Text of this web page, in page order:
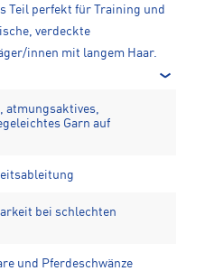
Teil perfekt für Training und
verdeckte
innen mit langem Haar.
atmungsaktives,
Garn auf
bei schlechten
und Pferdeschwänze